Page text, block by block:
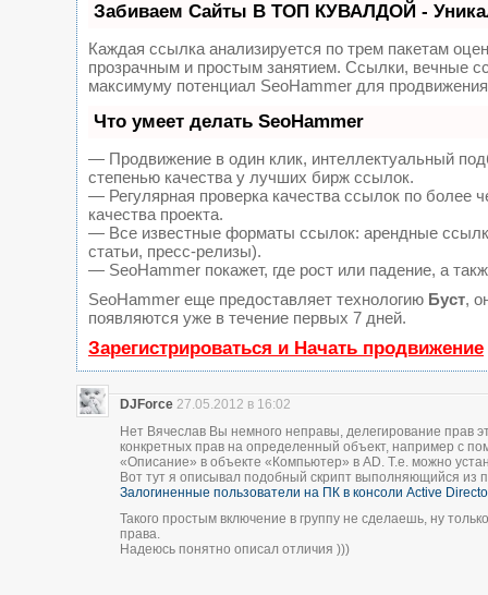
Забиваем Сайты В ТОП КУВАЛДОЙ -
Каждая ссылка анализируется по трем пакетам
прозрачным и простым занятием. Ссылки, вечные
максимуму потенциал SeoHammer для
Что умеет делать SeoHammer
— Продвижение в один клик, интеллектуальный
степенью качества у лучших бирж ссылок.
— Регулярная проверка качества ссылок по более
качества проекта.
— Все известные форматы ссылок: арендные
статьи, пресс-релизы).
— SeoHammer покажет, где рост или падение, а
SeoHammer еще предоставляет технологию Буст,
появляются уже в течение первых 7 дней.
Зарегистрироваться и Начать продвижение
DJForce 27.05.2012 в 16:02
Нет Вячеслав Вы немного неправы, делегирование прав
конкретных прав на определенный объект, например с
«Описание» в объекте «Компьютер» в AD. Т.е. можно
Вот тут я описывал подобный скрипт выполняющийся из
Залогиненные пользователи на ПК в консоли Active
Такого простым включение в группу не сделаешь, ну
права.
Надеюсь понятно описал отличия )))